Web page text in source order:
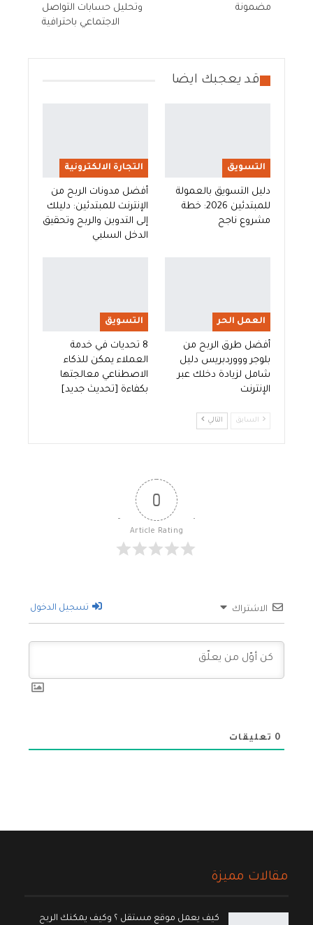
مضمونة
وتحليل حسابات التواصل
الاجتماعي باحترافية
قد يعجبك ايضا
التسويق
دليل التسويق بالعمولة
للمبتدئين 2026: خطة
مشروع ناجح
التجارة الالكترونية
أفضل مدونات الربح من
الإنترنت للمبتدئين: دليلك
إلى التدوين والربح وتحقيق
الدخل السلبي
العمل الحر
أفضل طرق الربح من
بلوجر وووردبريس دليل
شامل لزيادة دخلك عبر
الإنترنت
التسويق
8 تحديات في خدمة
العملاء يمكن للذكاء
الاصطناعي معالجتها
بكفاءة [تحديث جديد]
السابق التالي
0
Article Rating
الاشتراك تسجيل الدخول
0 تعليقات
مقالات مميزة
كيف يعمل موقع مستقل ؟ وكيف يمكنك الربح